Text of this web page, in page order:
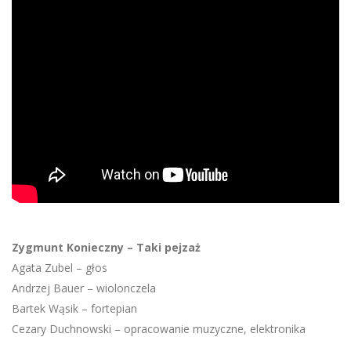
Zygmunt Konieczny – Taki pejzaż
Agata Zubel – głos
Andrzej Bauer – wiolonczela
Bartek Wąsik – fortepian
Cezary Duchnowski – opracowanie muzyczne, elektronika